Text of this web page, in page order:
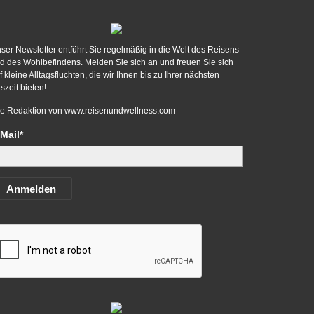
Newsletter entführt Sie regelmäßig in die Welt des Reisens
des Wohlbefindens. Melden Sie sich an und freuen Sie sich
kleine Alltagsfluchten, die wir Ihnen bis zu Ihrer nächsten
bieten!
Redaktion von www.reisenundwellness.com
Anmelden